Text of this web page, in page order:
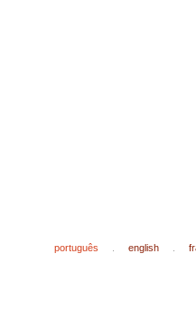
português english